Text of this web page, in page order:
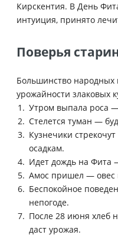
Кирскентия. В День
интуиция, принято
Поверья
Большинство народных
урожайности злаковых
Утром выпала роса
Стелется туман —
Кузнечики
осадкам.
Идет дождь на Фита
Амос пришел — овес
Беспокойное
непогоде.
После 28 июня хлеб
даст урожая.